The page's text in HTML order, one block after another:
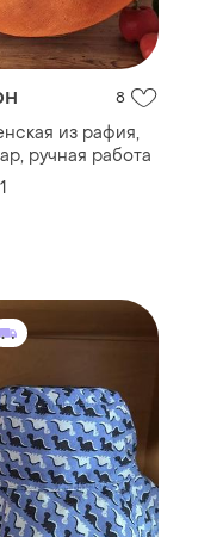
8
из рафия,
ручная работа
1